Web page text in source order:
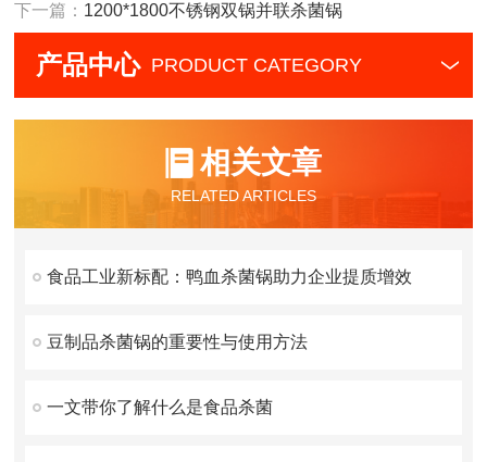
下一篇： 1200*1800不锈钢双锅并联杀菌锅
产品中心 PRODUCT CATEGORY
相关文章
RELATED ARTICLES
食品工业新标配：鸭血杀菌锅助力企业提质增效
豆制品杀菌锅的重要性与使用方法
一文带你了解什么是食品杀菌